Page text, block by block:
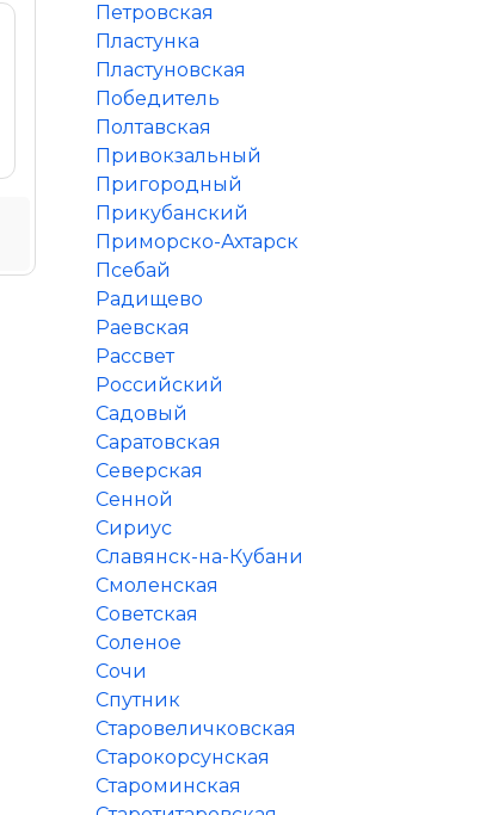
Петровская
Пластунка
Пластуновская
Победитель
Полтавская
Привокзальный
Пригородный
Прикубанский
Приморско-Ахтарск
Псебай
Радищево
Раевская
Рассвет
Российский
Садовый
Саратовская
Северская
Сенной
Сириус
Славянск-на-Кубани
Смоленская
Советская
Соленое
Сочи
Спутник
Старовеличковская
Старокорсунская
Староминская